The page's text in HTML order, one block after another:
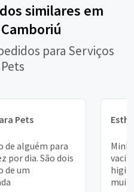
similares em
para Serviços
Pets
de alguém para
por dia. São dois
de um